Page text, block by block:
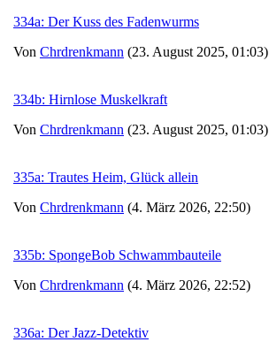
334a: Der Kuss des Fadenwurms
Von Chrdrenkmann (23. August 2025, 01:03)
334b: Hirnlose Muskelkraft
Von Chrdrenkmann (23. August 2025, 01:03)
335a: Trautes Heim, Glück allein
Von Chrdrenkmann (4. März 2026, 22:50)
335b: SpongeBob Schwammbauteile
Von Chrdrenkmann (4. März 2026, 22:52)
336a: Der Jazz-Detektiv